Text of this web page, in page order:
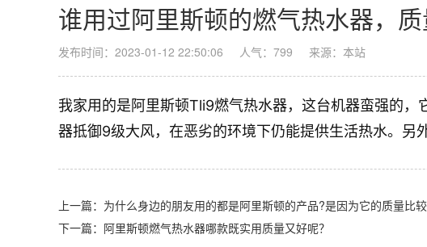
谁用过阿里斯顿的燃气热水器，
发布时间：2023-01-12 22:50:06 人气：799 来源：本站
我家用的是阿里斯顿Tli9燃气热水器，这台机器蛮强的
器抵御9级大风，在恶劣的环境下仍能提供生活热水。另
上一篇：为什么身边的朋友用的都是阿里斯顿的产品?是因为它的质量比
下一篇：阿里斯顿燃气热水器哪款既实用质量又好呢？